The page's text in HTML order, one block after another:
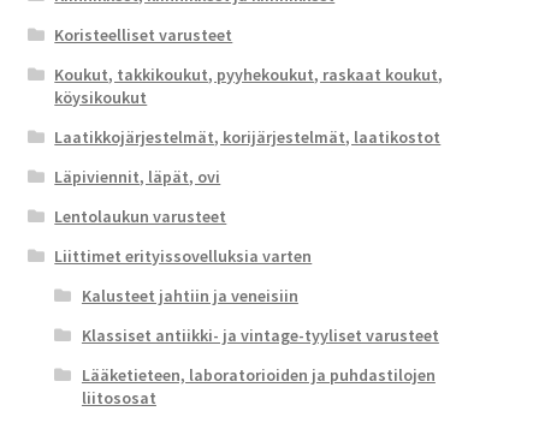
Koristeelliset varusteet
Koukut, takkikoukut, pyyhekoukut, raskaat koukut,
köysikoukut
Laatikkojärjestelmät, korijärjestelmät, laatikostot
Läpiviennit, läpät, ovi
Lentolaukun varusteet
Liittimet erityissovelluksia varten
Kalusteet jahtiin ja veneisiin
Klassiset antiikki- ja vintage-tyyliset varusteet
Lääketieteen, laboratorioiden ja puhdastilojen
liitososat